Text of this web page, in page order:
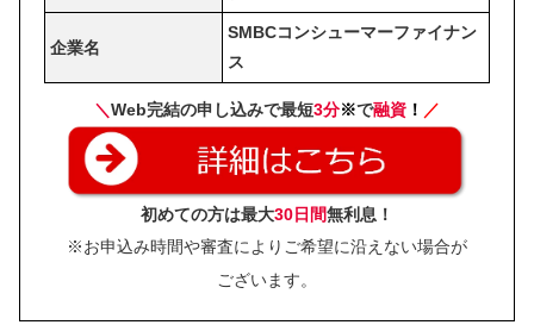
企業名
SMBCコンシューマーファイナン
ス
＼Web完結の申し込みで最短3分※で融資 ！ ／
初めての方は最大30日間無利息！
※お申込み時間や審査によりご希望に沿えない場合が
ございます。